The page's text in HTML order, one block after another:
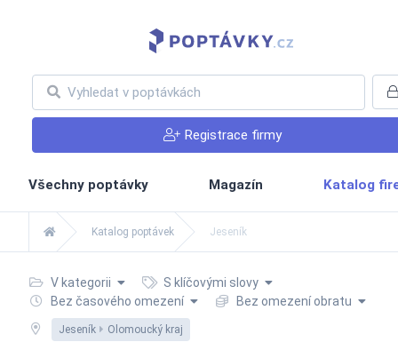
Registrace firmy
Všechny poptávky Magazín Katalog
Katalog poptávek Jeseník
V kategorii
S klíčovými slovy
Bez časového omezení
Bez omezení obratu
Jeseník Olomoucký kraj